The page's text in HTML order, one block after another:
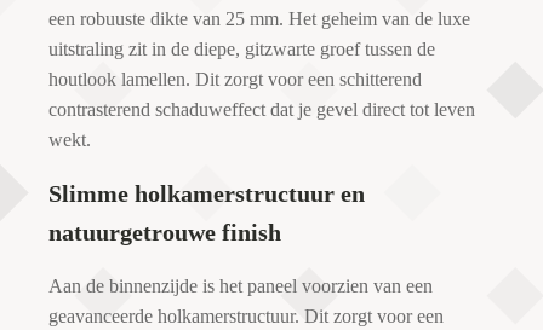
een robuuste dikte van 25 mm. Het geheim van de luxe
uitstraling zit in de diepe, gitzwarte groef tussen de
houtlook lamellen. Dit zorgt voor een schitterend
contrasterend schaduweffect dat je gevel direct tot leven
wekt.
Slimme holkamerstructuur en
natuurgetrouwe finish
Aan de binnenzijde is het paneel voorzien van een
geavanceerde holkamerstructuur. Dit zorgt voor een